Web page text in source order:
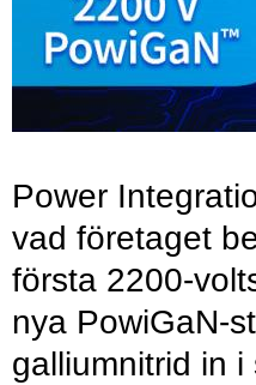
Power
vad företaget
första 2200-
nya PowiGaN-
galliumnitrid in